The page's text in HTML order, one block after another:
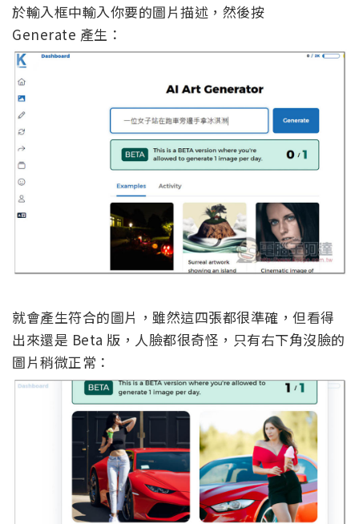
於輸入框中輸入你要的圖片描述，然後按
Generate 產生：
就會產生符合的圖片，雖然這四張都很準確，但看得
出來還是 Beta 版，人臉都很奇怪，只有右下角沒臉的
圖片稍微正常：